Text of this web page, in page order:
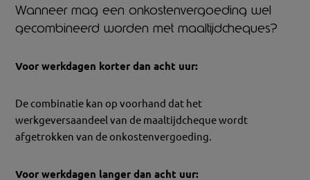
Wanneer mag een onkostenvergoeding wel
gecombineerd worden met maaltijdcheques?
Voor werkdagen korter dan acht uur:
De combinatie kan op voorhand dat het
werkgeversaandeel van de maaltijdcheque wordt
afgetrokken van de onkostenvergoeding.
Voor werkdagen langer dan acht uur: